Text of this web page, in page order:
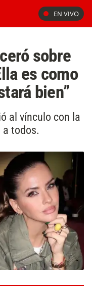
EN VIVO
sobre
es como
bien”
al vínculo con la
a todos.